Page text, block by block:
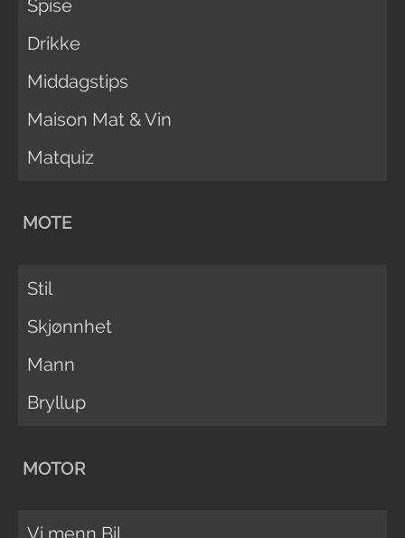
Spise
Drikke
Middagstips
Maison Mat & Vin
Matquiz
MOTE
Stil
Skjønnhet
Mann
Bryllup
MOTOR
Vi menn Bil